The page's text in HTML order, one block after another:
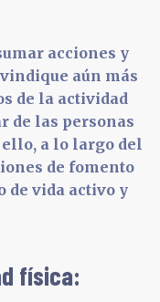
acciones y
aún más
de la actividad
de las personas
ello, a lo largo del
de fomento
de vida activo y
física: